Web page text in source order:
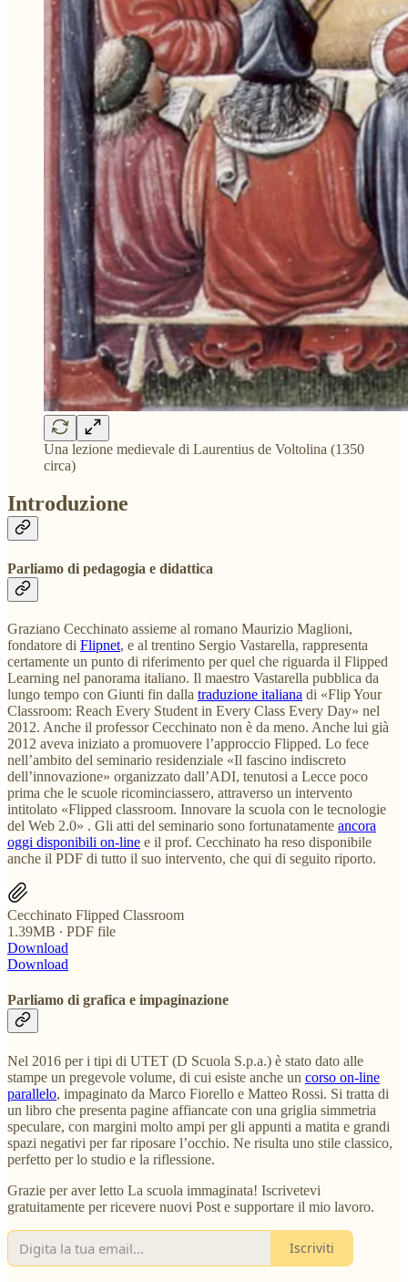
Una lezione medievale di Laurentius de Voltolina (1350
circa)
Introduzione
Parliamo di pedagogia e didattica
Graziano Cecchinato assieme al romano Maurizio Maglioni,
fondatore di Flipnet, e al trentino Sergio Vastarella, rappresenta
certamente un punto di riferimento per quel che riguarda il Flipped
Learning nel panorama italiano. Il maestro Vastarella pubblica da
lungo tempo con Giunti fin dalla traduzione italiana di «Flip Your
Classroom: Reach Every Student in Every Class Every Day» nel
2012. Anche il professor Cecchinato non è da meno. Anche lui già
2012 aveva iniziato a promuovere l’approccio Flipped. Lo fece
nell’ambito del seminario residenziale «Il fascino indiscreto
dell’innovazione» organizzato dall’ADI, tenutosi a Lecce poco
prima che le scuole ricominciassero, attraverso un intervento
intitolato «Flipped classroom. Innovare la scuola con le tecnologie
del Web 2.0» . Gli atti del seminario sono fortunatamente ancora
oggi disponibili on-line e il prof. Cecchinato ha reso disponibile
anche il PDF di tutto il suo intervento, che qui di seguito riporto.
Cecchinato Flipped Classroom
1.39MB ∙ PDF file
Download
Download
Parliamo di grafica e impaginazione
Nel 2016 per i tipi di UTET (D Scuola S.p.a.) è stato dato alle
stampe un pregevole volume, di cui esiste anche un corso on-line
parallelo, impaginato da Marco Fiorello e Matteo Rossi. Si tratta di
un libro che presenta pagine affiancate con una griglia simmetria
speculare, con margini molto ampi per gli appunti a matita e grandi
spazi negativi per far riposare l’occhio. Ne risulta uno stile classico,
perfetto per lo studio e la riflessione.
Grazie per aver letto La scuola immaginata! Iscrivetevi
gratuitamente per ricevere nuovi Post e supportare il mio lavoro.
Iscriviti